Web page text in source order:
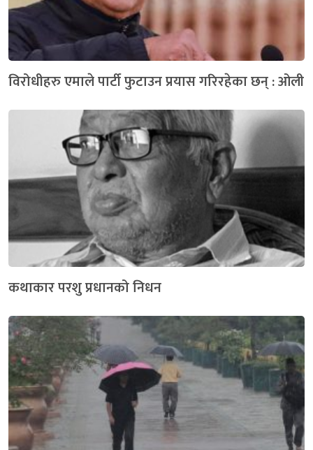
विरोधीहरु एमाले पार्टी फुटाउन प्रयास गरिरहेका छन् : ओली
कथाकार परशु प्रधानको निधन